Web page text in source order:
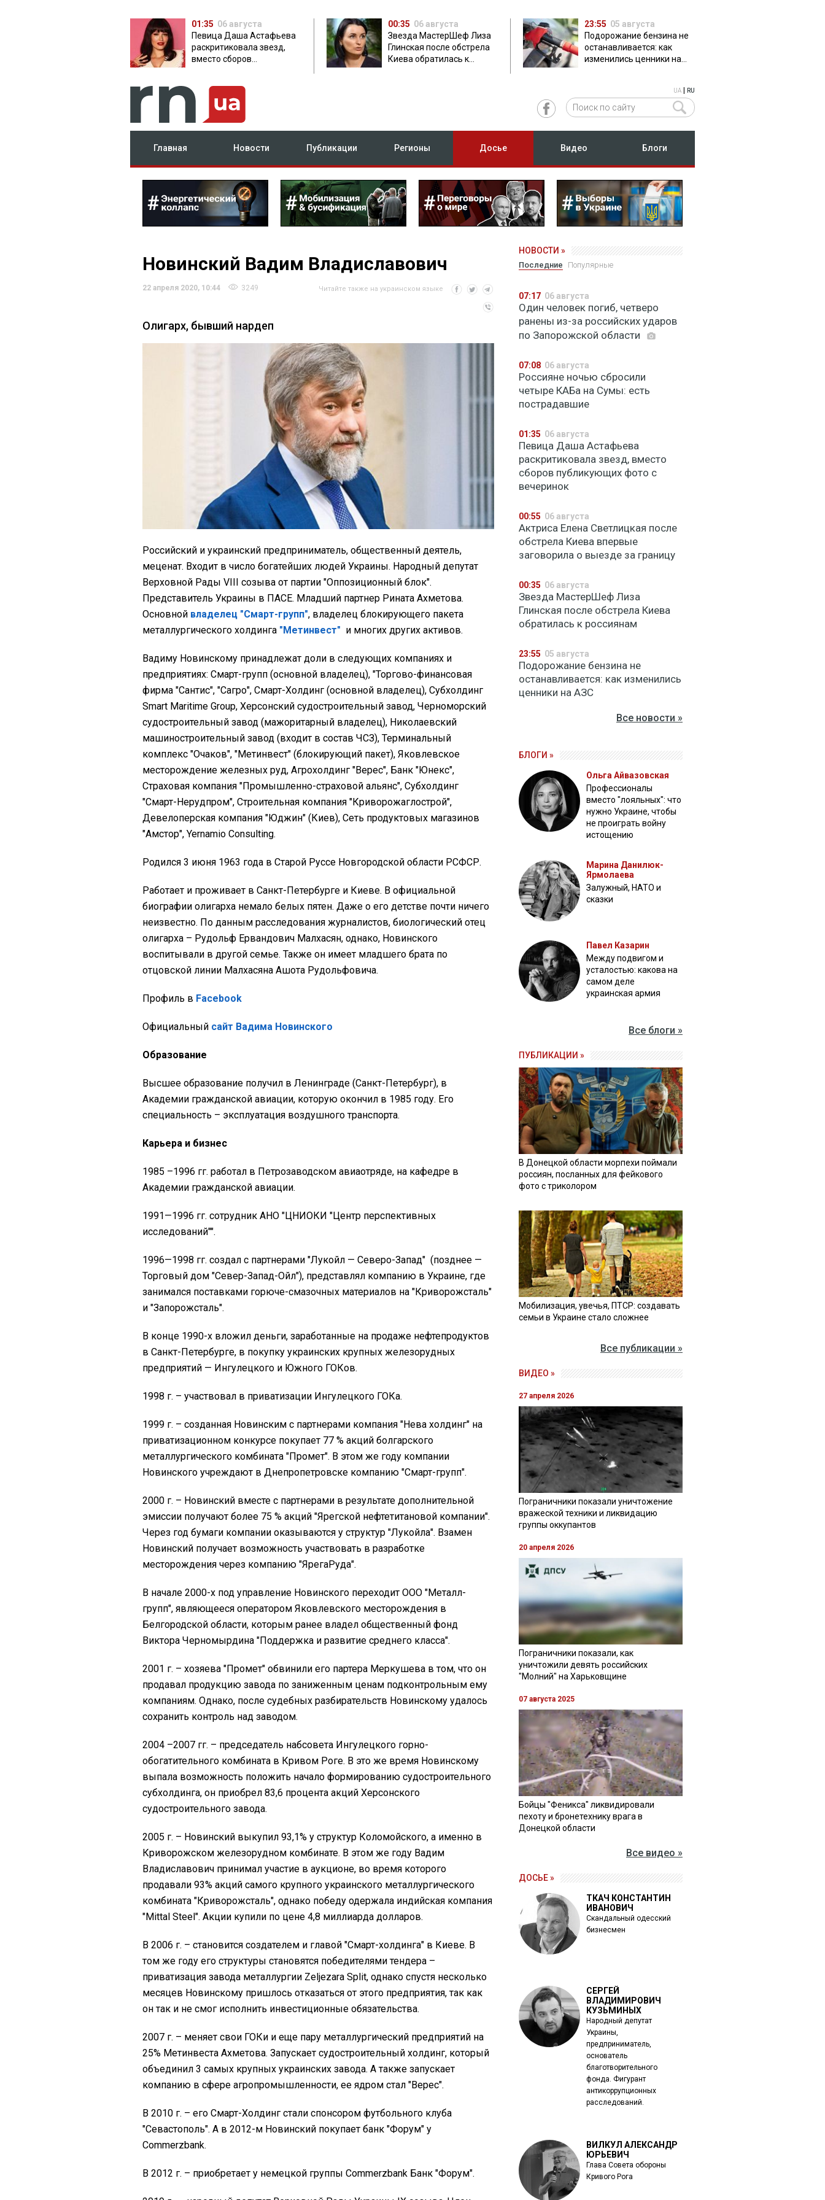
01:35 06 августа
Певица Даша Астафьева
раскритиковала звезд,
вместо сборов
00:35 06 августа
Звезда МастерШеф Лиза
Глинская после обстрела
Киева обратилась к
23:55 05 августа
Подорожание бензина не
останавливается: как
изменились ценники на
UA RU
Главная Новости Публикации Регионы Досье Видео Блоги
Новинский Вадим Владиславович
22 апреля 2020, 10:44 3249 Читайте также на украинском языке
Олигарх, бывший нардеп
Российский и украинский предприниматель, общественный деятель,
меценат. Входит в число богатейших людей Украины. Народный депутат
Верховной Рады VIII созыва от партии "Оппозиционный блок".
Представитель Украины в ПАСЕ. Младший партнер Рината Ахметова.
Основной владелец "Смарт-групп", владелец блокирующего пакета
металлургического холдинга "Метинвест" и многих других активов.
Вадиму Новинскому принадлежат доли в следующих компаниях и
предприятиях: Смарт-групп (основной владелец), "Торгово-финансовая
фирма "Сантис", "Сагро", Смарт-Холдинг (основной владелец), Субхолдинг
Smart Maritime Group, Херсонский судостроительный завод, Черноморский
судостроительный завод (мажоритарный владелец), Николаевский
машиностроительный завод (входит в состав ЧСЗ), Терминальный
комплекс "Очаков", "Метинвест" (блокирующий пакет), Яковлевское
месторождение железных руд, Агрохолдинг "Верес", Банк "Юнекс",
Страховая компания "Промышленно-страховой альянс", Субхолдинг
"Смарт-Нерудпром", Строительная компания "Криворожаглострой",
Девелоперская компания "Юджин" (Киев), Сеть продуктовых магазинов
"Амстор", Yernamio Consulting.
Родился 3 июня 1963 года в Старой Руссе Новгородской области РСФСР.
Работает и проживает в Санкт-Петербурге и Киеве. В официальной
биографии олигарха немало белых пятен. Даже о его детстве почти ничего
неизвестно. По данным расследования журналистов, биологический отец
олигарха – Рудольф Ервандович Малхасян, однако, Новинского
воспитывали в другой семье. Также он имеет младшего брата по
отцовской линии Малхасяна Ашота Рудольфовича.
Профиль в Facebook
Официальный сайт Вадима Новинского
Образование
Высшее образование получил в Ленинграде (Санкт-Петербург), в
Академии гражданской авиации, которую окончил в 1985 году. Его
специальность – эксплуатация воздушного транспорта.
Карьера и бизнес
1985 –1996 гг. работал в Петрозаводском авиаотряде, на кафедре в
Академии гражданской авиации.
1991—1996 гг. сотрудник АНО "ЦНИОКИ "Центр перспективных
исследований"".
1996—1998 гг. создал с партнерами "Лукойл — Северо-Запад" (позднее —
Торговый дом "Север-Запад-Ойл"), представлял компанию в Украине, где
занимался поставками горюче-смазочных материалов на "Криворожсталь"
и "Запорожсталь".
В конце 1990-х вложил деньги, заработанные на продаже нефтепродуктов
в Санкт-Петербурге, в покупку украинских крупных железорудных
предприятий — Ингулецкого и Южного ГОКов.
1998 г. – участвовал в приватизации Ингулецкого ГОКа.
1999 г. – созданная Новинским с партнерами компания "Нева холдинг" на
приватизационном конкурсе покупает 77 % акций болгарского
металлургического комбината "Промет". В этом же году компании
Новинского учреждают в Днепропетровске компанию "Смарт-групп".
2000 г. – Новинский вместе с партнерами в результате дополнительной
эмиссии получают более 75 % акций "Ярегской нефтетитановой компании".
Через год бумаги компании оказываются у структур "Лукойла". Взамен
Новинский получает возможность участвовать в разработке
месторождения через компанию "ЯрегаРуда".
В начале 2000-х под управление Новинского переходит ООО "Металл-
групп", являющееся оператором Яковлевского месторождения в
Белгородской области, которым ранее владел общественный фонд
Виктора Черномырдина "Поддержка и развитие среднего класса".
2001 г. – хозяева "Промет" обвинили его партера Меркушева в том, что он
продавал продукцию завода по заниженным ценам подконтрольным ему
компаниям. Однако, после судебных разбирательств Новинскому удалось
сохранить контроль над заводом.
2004 –2007 гг. – председатель набсовета Ингулецкого горно-
обогатительного комбината в Кривом Роге. В это же время Новинскому
выпала возможность положить начало формированию судостроительного
субхолдинга, он приобрел 83,6 процента акций Херсонского
судостроительного завода.
2005 г. – Новинский выкупил 93,1% у структур Коломойского, а именно в
Криворожском железорудном комбинате. В этом же году Вадим
Владиславович принимал участие в аукционе, во время которого
продавали 93% акций самого крупного украинского металлургического
комбината "Криворожсталь", однако победу одержала индийская компания
"Mittal Steel". Акции купили по цене 4,8 миллиарда долларов.
В 2006 г. – становится создателем и главой "Смарт-холдинга" в Киеве. В
том же году его структуры становятся победителями тендера –
приватизация завода металлургии Zeljezara Split, однако спустя несколько
месяцев Новинскому пришлось отказаться от этого предприятия, так как
он так и не смог исполнить инвестиционные обязательства.
2007 г. – меняет свои ГОКи и еще пару металлургический предприятий на
25% Метинвеста Ахметова. Запускает судостроительный холдинг, который
объединил 3 самых крупных украинских завода. А также запускает
компанию в сфере агропромышленности, ее ядром стал "Верес".
В 2010 г. – его Смарт-Холдинг стали спонсором футбольного клуба
"Севастополь". А в 2012-м Новинский покупает банк "Форум" у
Commerzbank.
В 2012 г. – приобретает у немецкой группы Commerzbank Банк "Форум".
НОВОСТИ »
Последние Популярные
07:17 06 августа
Один человек погиб, четверо
ранены из-за российских ударов
по Запорожской области
07:08 06 августа
Россияне ночью сбросили
четыре КАБа на Сумы: есть
пострадавшие
01:35 06 августа
Певица Даша Астафьева
раскритиковала звезд, вместо
сборов публикующих фото с
вечеринок
00:55 06 августа
Актриса Елена Светлицкая после
обстрела Киева впервые
заговорила о выезде за границу
00:35 06 августа
Звезда МастерШеф Лиза
Глинская после обстрела Киева
обратилась к россиянам
23:55 05 августа
Подорожание бензина не
останавливается: как изменились
ценники на АЗС
Все новости »
БЛОГИ »
Ольга Айвазовская
Профессионалы
вместо "лояльных": что
нужно Украине, чтобы
не проиграть войну
истощению
Марина Данилюк-
Ярмолаева
Залужный, НАТО и
сказки
Павел Казарин
Между подвигом и
усталостью: какова на
самом деле
украинская армия
Все блоги »
ПУБЛИКАЦИИ »
В Донецкой области морпехи поймали
россиян, посланных для фейкового
фото с триколором
Мобилизация, увечья, ПТСР: создавать
семьи в Украине стало сложнее
Все публикации »
ВИДЕО »
27 апреля 2026
Пограничники показали уничтожение
вражеской техники и ликвидацию
группы оккупантов
20 апреля 2026
Пограничники показали, как
уничтожили девять российских
"Молний" на Харьковщине
07 августа 2025
Бойцы "Феникса" ликвидировали
пехоту и бронетехнику врага в
Донецкой области
Все видео »
ДОСЬЕ »
ТКАЧ КОНСТАНТИН
ИВАНОВИЧ
Скандальный одесский
бизнесмен
СЕРГЕЙ
ВЛАДИМИРОВИЧ
КУЗЬМИНЫХ
Народный депутат
Украины,
предприниматель,
основатель
благотворительного
фонда. Фигурант
антикоррупционных
расследований.
ВИЛКУЛ АЛЕКСАНДР
ЮРЬЕВИЧ
Глава Совета обороны
Кривого Рога